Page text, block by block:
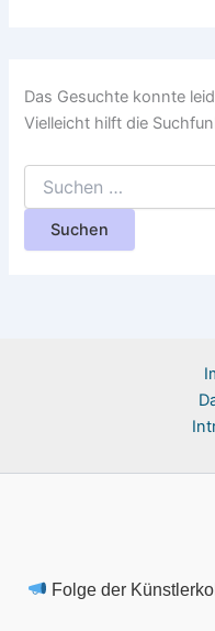
Das Gesuchte konnte
Vielleicht hilft die
nach:
Folge der